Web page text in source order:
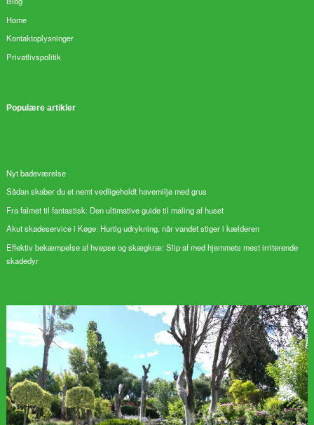
Home
Kontaktoplysninger
Privatlivspolitik
Populære artikler
Nyt badeværelse
Sådan skaber du et nemt vedligeholdt havemiljø med grus
Fra falmet til fantastisk: Den ultimative guide til maling af huset
Akut skadeservice i Køge: Hurtig udrykning, når vandet stiger i kælderen
Effektiv bekæmpelse af hvepse og skægkræ: Slip af med hjemmets mest irriterende
skadedyr